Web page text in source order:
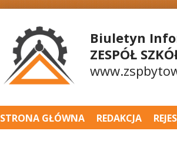
Biuletyn
ZESPÓŁ
STRONA GŁÓWNA REDAKCJA